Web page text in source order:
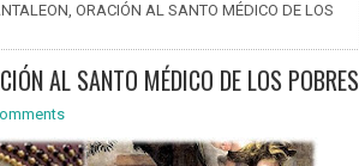
ORACIÓN AL SANTO MÉDICO DE LOS
AL SANTO MÉDICO DE LOS POBRES